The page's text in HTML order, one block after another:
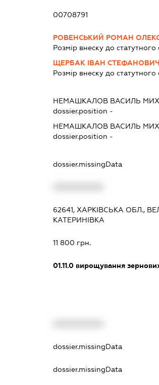
00708791
РОВЕНСЬКИЙ РОМАН
Розмір внеску до
ЩЕРБАК ІВАН СТЕФАНОВИЧ
Розмір внеску до
НЕМАШКАЛОВ ВАСИЛЬ
dossier.position -
НЕМАШКАЛОВ ВАСИЛЬ
dossier.position -
dossier.missingData
62641, ХАРКІВСЬКА ОБЛ.,
КАТЕРИНІВКА
11 800 грн.
01.11.0 вирощування
dossier.missingData
dossier.missingData